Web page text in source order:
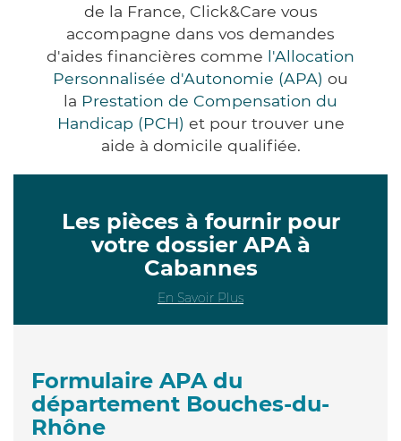
de la France, Click&Care vous
accompagne dans vos demandes
d'aides financières comme l'Allocation
Personnalisée d'Autonomie (APA) ou
la Prestation de Compensation du
Handicap (PCH) et pour trouver une
aide à domicile qualifiée.
Les pièces à fournir pour
votre dossier APA à
Cabannes
En Savoir Plus
Formulaire APA du
département Bouches-du-
Rhône